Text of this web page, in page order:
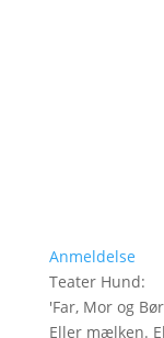
Anmeldelse
Teater Hund:
'Far, Mor og
Eller mælken.